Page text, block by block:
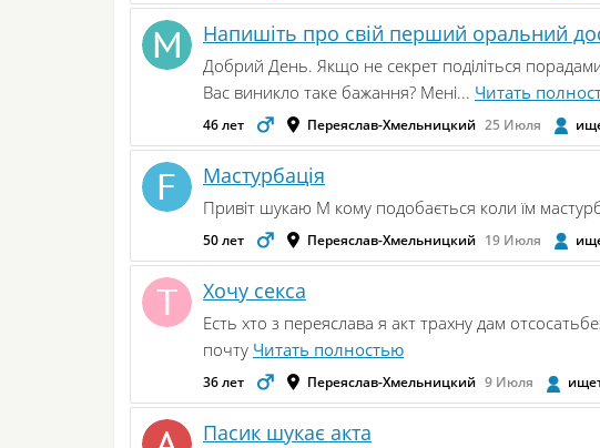
Напишіть про свій перший оральний
Добрий День. Якщо не секрет поділіться
Вас виникло таке бажання? Мені... Читать
46 лет Переяслав-Хмельницкий 25 Июля
Мастурбація
Привіт шукаю М кому подобається коли їм
50 лет Переяслав-Хмельницкий 19 Июля
Хочу секса
Есть хто з переяслава я акт трахну дам
почту Читать полностью
36 лет Переяслав-Хмельницкий 9 Июля
Пасик шукає акта